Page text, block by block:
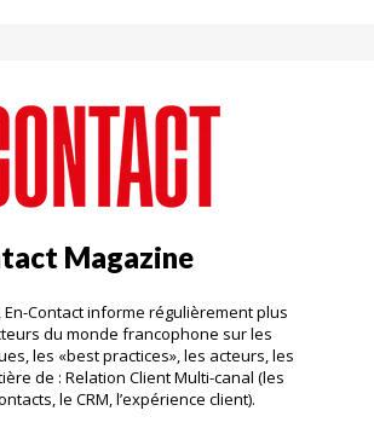
Magazine
En-Contact informe régulièrement plus
du monde francophone sur les
les «best practices», les acteurs, les
de : Relation Client Multi-canal (les
le CRM, l’expérience client).